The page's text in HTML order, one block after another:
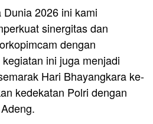
Dunia 2026 ini kami
sinergitas dan
dengan
ini juga menjadi
Hari Bhayangkara ke-
kedekatan Polri dengan